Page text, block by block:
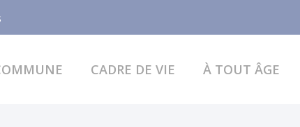
CADRE DE VIE À TOUT ÂGE